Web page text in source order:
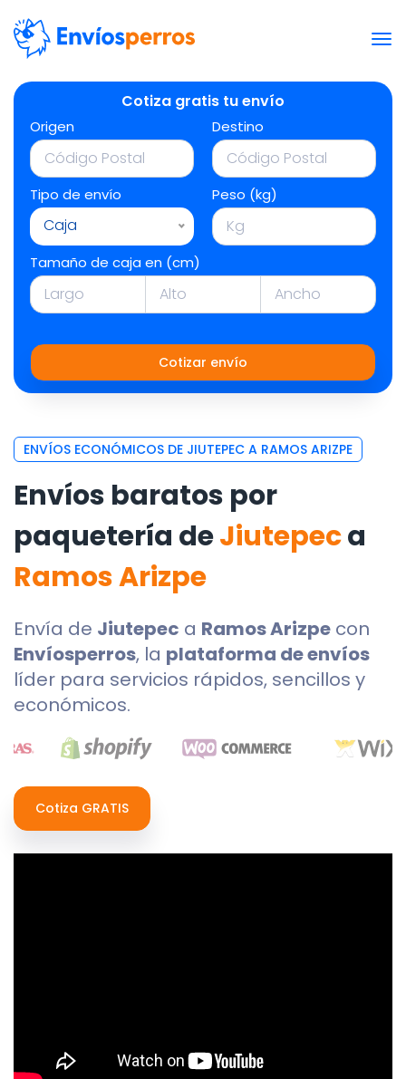
Cotiza gratis tu envío
Origen Destino
Tipo de envío
Caja
Peso (kg)
Tamaño de caja en (cm)
Cotizar envío
ENVÍOS ECONÓMICOS DE JIUTEPEC A RAMOS ARIZPE
Envíos baratos por
paquetería deJiutepeca
Ramos Arizpe
Envía de Jiutepec a Ramos Arizpe con
Envíosperros, la plataforma de envíos
líder para servicios rápidos, sencillos y
económicos.
Cotiza GRATIS